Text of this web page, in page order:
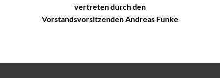
vertreten durch den
Vorstandsvorsitzenden Andreas Funke